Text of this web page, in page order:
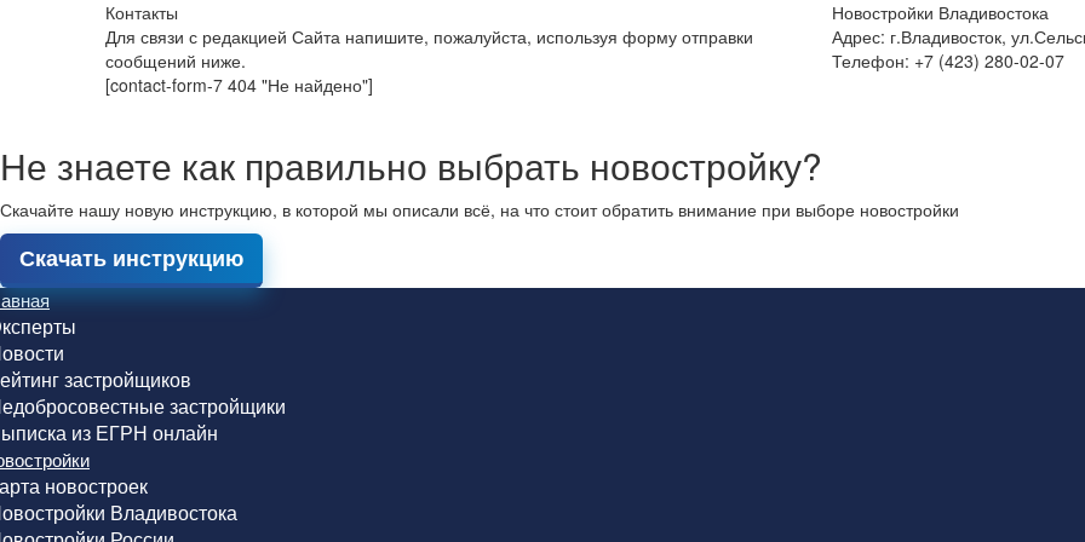
Контакты
Для связи с редакцией Сайта напишите, пожалуйста, используя форму отправки
сообщений ниже.
[contact-form-7 404 "Не найдено"]
Новостройки Владивостока
Адрес: г.Владивосток,
Телефон: +7 (423) 280-02-07
Не знаете как правильно выбрать новостройку?
Скачайте нашу новую инструкцию, в которой мы описали всё, на что стоит обратить внимание при выборе новостройки
Скачать инструкцию
застройщиков
застройщики
из ЕГРН онлайн
новостроек
Владивостока